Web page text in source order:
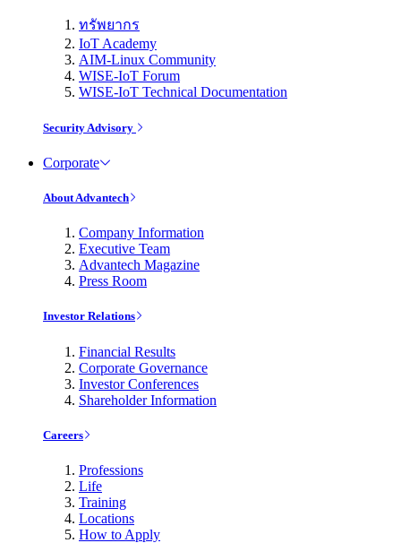
ทรัพยากร
IoT Academy
AIM-Linux Community
WISE-IoT Forum
WISE-IoT Technical Documentation
Security Advisory
Corporate
About Advantech
Company Information
Executive Team
Advantech Magazine
Press Room
Investor Relations
Financial Results
Corporate Governance
Investor Conferences
Shareholder Information
Careers
Professions
Life
Training
Locations
How to Apply